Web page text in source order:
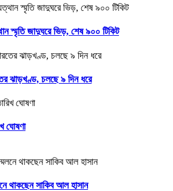
স্মৃতি জাদুঘরে ভিড়, শেষ ৯০০ টিকিট
ঝাড়খণ্ড, চলছে ৯ দিন ধরে
ঘোষণা
থাকছেন সাকিব আল হাসান